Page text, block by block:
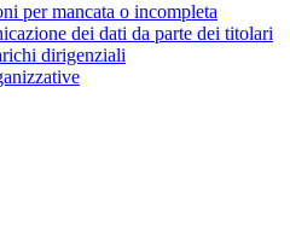
per mancata o incompleta
dei dati da parte dei titolari
dirigenziali